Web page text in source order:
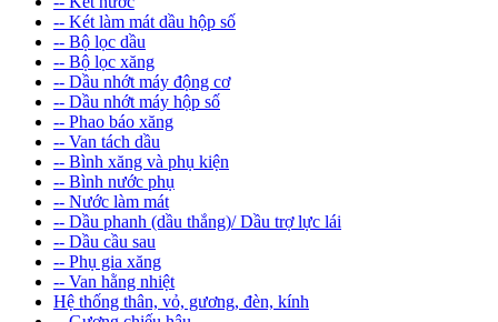
-- Két làm mát dầu hộp số
-- Bộ lọc dầu
-- Bộ lọc xăng
-- Dầu nhớt máy động cơ
-- Dầu nhớt máy hộp số
-- Phao báo xăng
-- Van tách dầu
-- Bình xăng và phụ kiện
-- Bình nước phụ
-- Nước làm mát
-- Dầu phanh (dầu thắng)/ Dầu trợ lực lái
-- Dầu cầu sau
-- Phụ gia xăng
-- Van hằng nhiệt
Hệ thống thân, vỏ, gương, đèn, kính